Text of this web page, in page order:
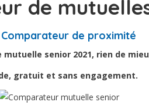
de
Comparateur de proximité
senior 2021, rien de mieux
gratuit et sans engagement.